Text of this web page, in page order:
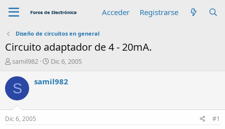
Acceder Registrarse
Diseño de circuitos en general
Circuito adaptador de 4 - 20mA.
A
t
o
r
samil982
F
c
Dic 6, 2005
S samil982
Dic 6, 2005 #1